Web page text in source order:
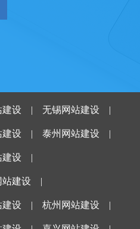
建设 |无锡网站建设 |
建设 |泰州网站建设 |
建设 |
站建设 |
建设 |杭州网站建设 |